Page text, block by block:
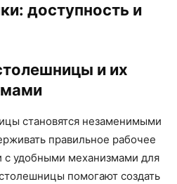
доступность и
и их
становятся незаменимыми
правильное рабочее
с удобными механизмами для
помогают создать